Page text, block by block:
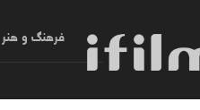
فرهنگ و هنر